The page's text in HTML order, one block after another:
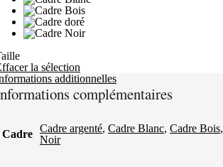
la sélection
additionnelles
complémentaires
Cadre Cadre argenté, Cadre Blanc, Cadre Bois,
Noir